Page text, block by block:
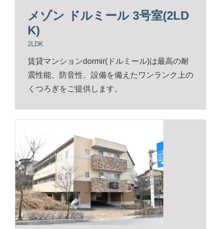
メゾン ドルミール 3号室(2LD
K)
2LDK
賃貸マンションdormir(ドルミール)は最高の耐
震性能、防音性、設備を備えたワンランク上の
くつろぎをご提供します。